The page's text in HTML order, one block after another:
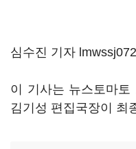
심수진 기자
이 기사는 뉴스토마
김기성 편집국장이 최